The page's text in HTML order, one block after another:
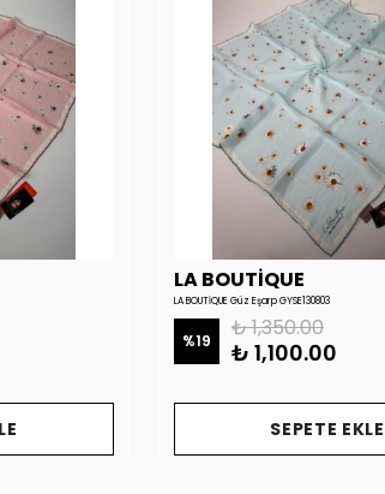
LA BOUTİQUE
LA BOUTİQUE Güz Eşarp GYSE130803
%19 ₺ 1,350.00
₺ 1,100.00
SEPETE EKLE